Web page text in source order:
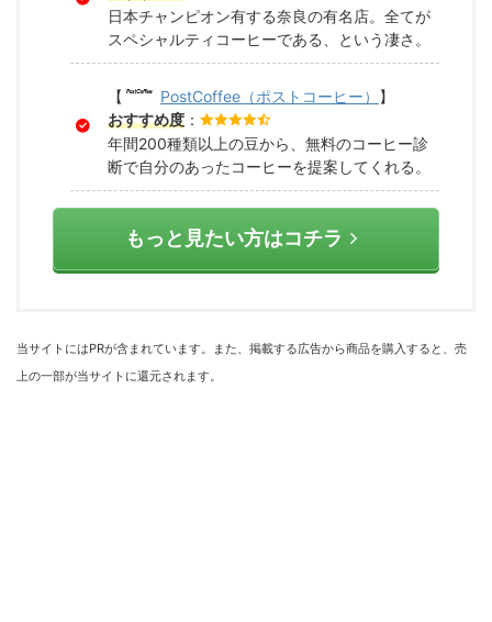
日本チャンピオン有する奈良の有名店。全てが
スペシャルティコーヒーである、という凄さ。
【 PostCoffee（ポストコーヒー）
】
おすすめ度 ：
年間200種類以上の豆から、無料のコーヒー診
断で自分のあったコーヒーを提案してくれる。
もっと見たい方はコチラ
当サイトにはPRが含まれています。また、掲載する広告から商品を購入すると、売
上の一部が当サイトに還元されます。